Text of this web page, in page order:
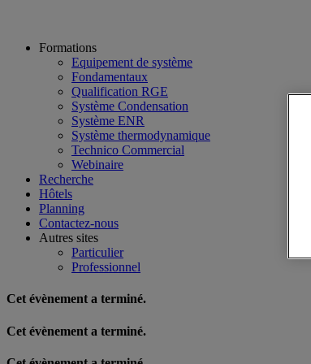
Formations
Equipement de système
Fondamentaux
Qualification RGE
Système Condensation
Système ENR
Système thermodynamique
Technico Commercial
Webinaire
Recherche
Hôtels
Planning
Contactez-nous
Autres sites
Particulier
Professionnel
Cet évènement a terminé.
Cet évènement a terminé.